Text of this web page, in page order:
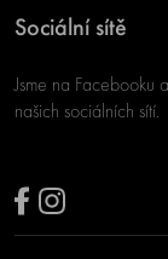
Sociální sítě
Jsme na Facebooku
našich sociálních sítí.